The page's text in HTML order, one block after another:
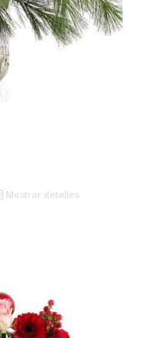
Mostrar detalles